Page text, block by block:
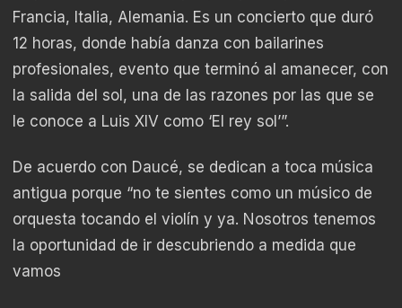
Francia, Italia, Alemania. Es un concierto que duró
12 horas, donde había danza con bailarines
profesionales, evento que terminó al amanecer, con
la salida del sol, una de las razones por las que se
le conoce a Luis XIV como ‘El rey sol’”.
De acuerdo con Daucé, se dedican a toca música
antigua porque “no te sientes como un músico de
orquesta tocando el violín y ya. Nosotros tenemos
la oportunidad de ir descubriendo a medida que
vamos